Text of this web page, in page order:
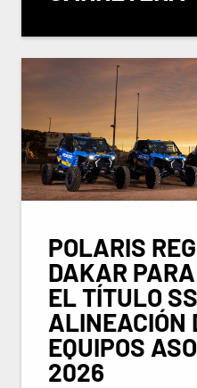
POLARIS
DAKAR
EL TÍTULO
ALINEACIÓN
EQUIPOS
2026